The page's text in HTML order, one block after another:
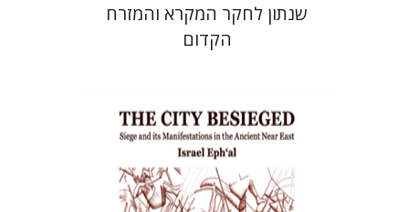
שנתון לחקר המקרא והמזרח
הקדום
ישראל אפעל